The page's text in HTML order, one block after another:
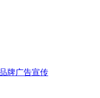
牌广告宣传